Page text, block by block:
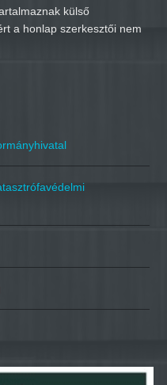
külső
a honlap szerkesztői nem